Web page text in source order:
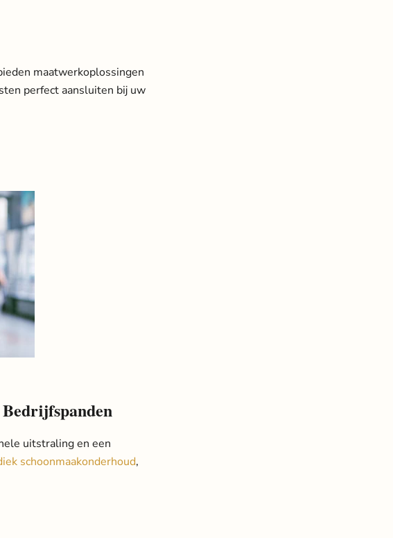
maatwerkoplossingen
perfect aansluiten bij uw
uitstraling en een
schoonmaakonderhoud,